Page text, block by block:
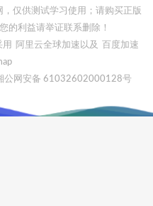
仅供测试学习使用；请购买正版
的利益请举证联系删除！
用 阿里云全球加速 以及
百度加速
公网安备 61032602000128号